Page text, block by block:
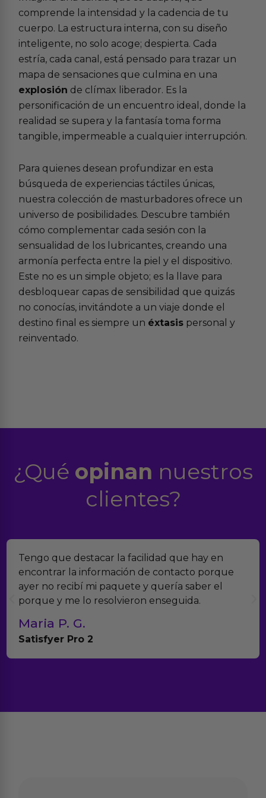
comprende la intensidad y la cadencia de tu
cuerpo. La estructura interna, con su diseño
inteligente, no solo acoge; despierta. Cada
estría, cada canal, está pensado para trazar un
mapa de sensaciones que culmina en una
explosión de clímax liberador. Es la
personificación de un encuentro ideal, donde la
realidad se supera y la fantasía toma forma
tangible, impermeable a cualquier interrupción.
Para quienes desean profundizar en esta
búsqueda de experiencias táctiles únicas,
nuestra colección de masturbadores ofrece un
universo de posibilidades. Descubre también
cómo complementar cada sesión con la
sensualidad de los lubricantes, creando una
armonía perfecta entre la piel y el dispositivo.
Este no es un simple objeto; es la llave para
desbloquear capas de sensibilidad que quizás
no conocías, invitándote a un viaje donde el
destino final es siempre un éxtasis personal y
reinventado.
¿Qué opinan nuestros
clientes?
Tengo que destacar la facilidad que hay en
encontrar la información de contacto porque
ayer no recibí mi paquete y quería saber el
porque y me lo resolvieron enseguida.
Maria P. G.
Satisfyer Pro 2